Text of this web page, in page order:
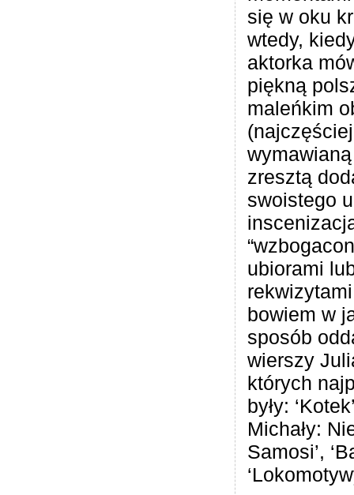
się w oku
wtedy,
aktorka
piękną
maleńkim
wymawianą
zresztą
swoistego
ubiorami
bowiem w
sposób
wierszy
których
były:
Michały:
Samosi’,